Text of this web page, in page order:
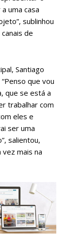
uma casa
sublinhou
de
Santiago
que vou
que se está a
trabalhar com
eles e
ser uma
salientou,
mais na